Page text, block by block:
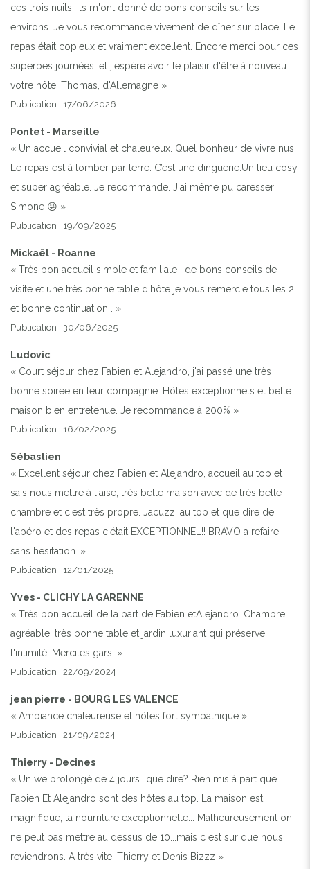
Previous
ces trois nuits. Ils m'ont donné de bons conseils sur les
environs. Je vous recommande vivement de dîner sur place. Le
repas était copieux et vraiment excellent. Encore merci pour ces
superbes journées, et j'espère avoir le plaisir d'être à nouveau
votre hôte. Thomas, d'Allemagne »
Publication : 17/06/2026
Pontet - Marseille
« Un accueil convivial et chaleureux. Quel bonheur de vivre nus.
Le repas est à tomber par terre. C’est une dinguerie.Un lieu cosy
et super agréable. Je recommande. J'ai même pu caresser
Simone 😜 »
Publication : 19/09/2025
Mickaël - Roanne
« Très bon accueil simple et familiale , de bons conseils de
visite et une très bonne table d’hôte je vous remercie tous les 2
et bonne continuation . »
Publication : 30/06/2025
Ludovic
« Court séjour chez Fabien et Alejandro, j'ai passé une très
bonne soirée en leur compagnie. Hôtes exceptionnels et belle
maison bien entretenue. Je recommande à 200% »
Publication : 16/02/2025
Sébastien
« Excellent séjour chez Fabien et Alejandro, accueil au top et
sais nous mettre à l'aise, très belle maison avec de très belle
chambre et c'est très propre. Jacuzzi au top et que dire de
l'apéro et des repas c'était EXCEPTIONNEL!! BRAVO a refaire
sans hésitation. »
Publication : 12/01/2025
Yves - CLICHY LA GARENNE
« Très bon accueil de la part de Fabien etAlejandro. Chambre
agréable, très bonne table et jardin luxuriant qui préserve
l'intimité. Merciles gars. »
Publication : 22/09/2024
jean pierre - BOURG LES VALENCE
« Ambiance chaleureuse et hôtes fort sympathique »
Publication : 21/09/2024
Thierry - Decines
« Un we prolongé de 4 jours...que dire? Rien mis à part que
Fabien Et Alejandro sont des hôtes au top. La maison est
magnifique, la nourriture exceptionnelle... Malheureusement on
ne peut pas mettre au dessus de 10...mais c est sur que nous
reviendrons. A très vite. Thierry et Denis Bizzz »